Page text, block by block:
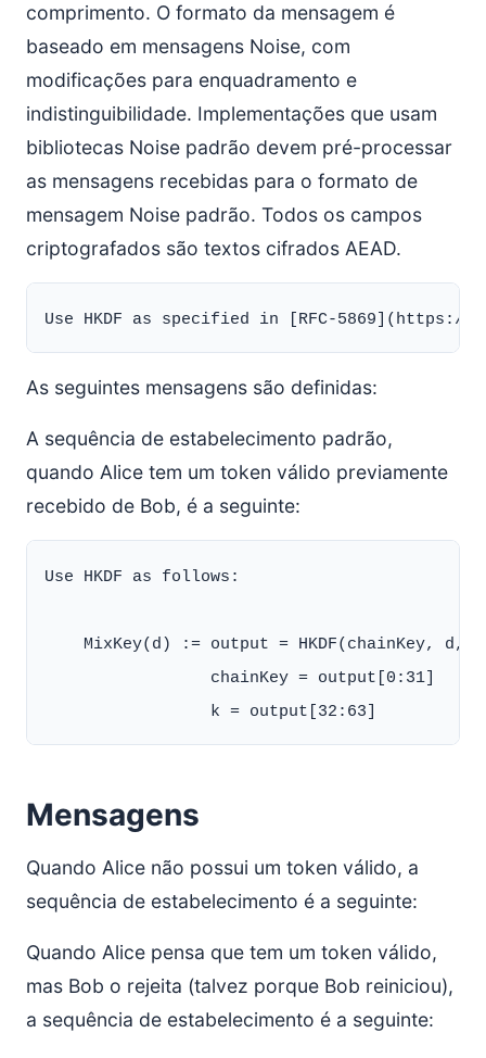
comprimento. O formato da mensagem é
baseado em mensagens Noise, com
modificações para enquadramento e
indistinguibilidade. Implementações que usam
bibliotecas Noise padrão devem pré-processar
as mensagens recebidas para o formato de
mensagem Noise padrão. Todos os campos
criptografados são textos cifrados AEAD.
As seguintes mensagens são definidas:
A sequência de estabelecimento padrão,
quando Alice tem um token válido previamente
recebido de Bob, é a seguinte:
Use HKDF as follows:
MixKey(d) := output = HKDF(chainKey, d,
                 chainKey = output[0:31]
Mensagens
Quando Alice não possui um token válido, a
sequência de estabelecimento é a seguinte:
Quando Alice pensa que tem um token válido,
mas Bob o rejeita (talvez porque Bob reiniciou),
a sequência de estabelecimento é a seguinte: